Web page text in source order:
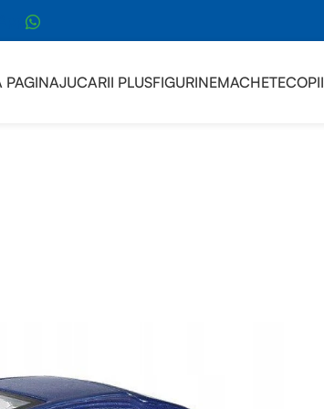
PAGINAJUCARII PLUSFIGURINEMACHETECOPII